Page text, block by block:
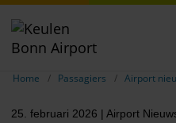
Home Passagiers Airport
25. februari 2026 | Airport